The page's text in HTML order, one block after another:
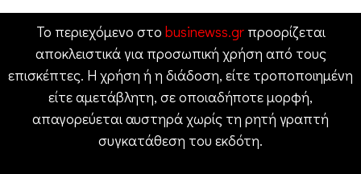
Το περιεχόμενο στο businewss.grπροορίζεται
αποκλειστικά για προσωπική χρήση από τους
επισκέπτες. Η χρήση ή η διάδοση, είτε τροποποιημένη
είτε αμετάβλητη, σε οποιαδήποτε μορφή,
απαγορεύεται αυστηρά χωρίς τη ρητή γραπτή
συγκατάθεση του εκδότη.